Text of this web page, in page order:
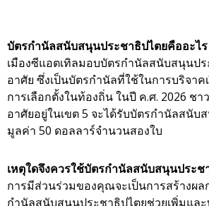
บัตรกำนัลสนับสนุนประชาธิปไตยคืออะไร
เมืองซีแอตเทิลมอบบัตรกำนัลสนับสนุนป
อาศัย ซึ่งเป็นบัตรกำนัลที่ใช้ในการบริจา
การเลือกตั้งในท้องถิ่น ในปี ค.ศ. 2026 ชา
อาศัยอยู่ในเขต 5 จะได้รับบัตรกำนัลสนับ
มูลค่า 50 ดอลลาร์จำนวนสองใบ
เหตุใดจึงควรใช้บัตรกำนัลสนับสนุนประช
การมีส่วนร่วมของคุณจะเป็นการสร้างผล
กำนัลสนับสนุนประชาธิปไตยช่วยเพิ่มแล